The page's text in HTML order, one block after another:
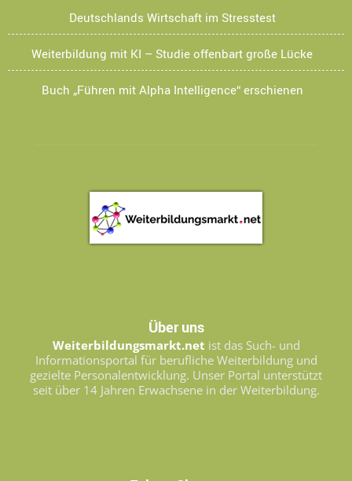
Deutschlands Wirtschaft im Stresstest
Weiterbildung mit KI – Studie offenbart große Lücke
Buch „Führen mit Alpha Intelligence“ erschienen
Über uns
Weiterbildungsmarkt.net ist das Such- und
Informationsportal für berufliche Weiterbildung und
gezielte Personalentwicklung. Unser Portal unterstützt
seit über 14 Jahren Erwachsene in der Weiterbildung.